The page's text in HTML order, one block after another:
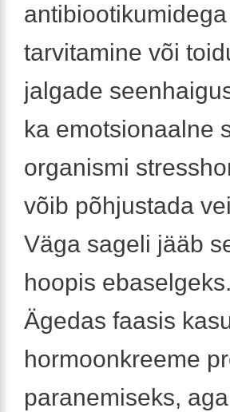
tarvitamine või
jalgade
ka emotsionaalne
organismi
võib põhjustada
Väga sageli jääb
hoopis ebaselgeks.
Ägedas faasis
hormoonkreeme
paranemiseks,